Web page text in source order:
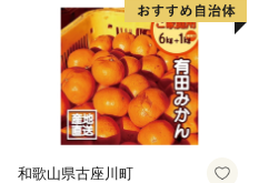
和歌山県古座川町